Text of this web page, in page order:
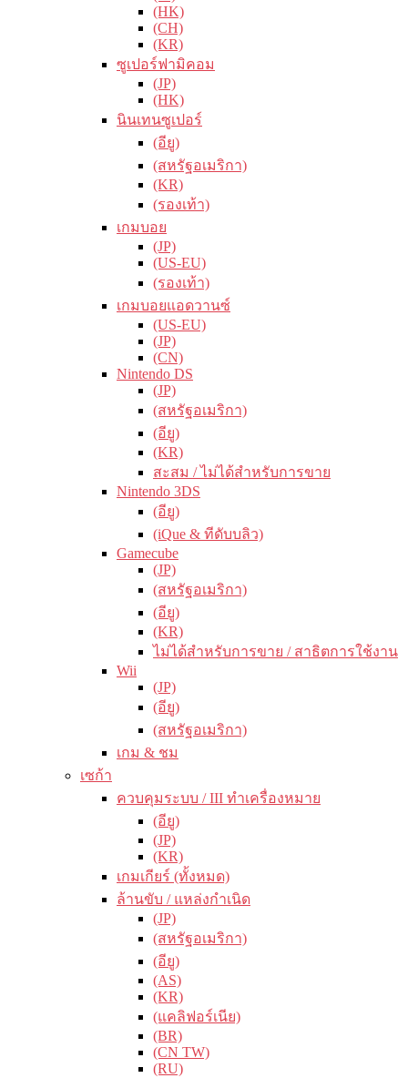
(HK)
(CH)
(KR)
ซูเปอร์ฟามิคอม
(JP)
(HK)
นินเทนซูเปอร์
(อียู)
(สหรัฐอเมริกา)
(KR)
(รองเท้า)
เกมบอย
(JP)
(US-EU)
(รองเท้า)
เกมบอยแอดวานซ์
(US-EU)
(JP)
(CN)
Nintendo DS
(JP)
(สหรัฐอเมริกา)
(อียู)
(KR)
สะสม / ไม่ได้สำหรับการขาย
Nintendo 3DS
(อียู)
(iQue & ทีดับบลิว)
Gamecube
(JP)
(สหรัฐอเมริกา)
(อียู)
(KR)
ไม่ได้สำหรับการขาย / สาธิตการใช้งาน
Wii
(JP)
(อียู)
(สหรัฐอเมริกา)
เกม & ชม
เซก้า
ควบคุมระบบ / III ทำเครื่องหมาย
(อียู)
(JP)
(KR)
เกมเกียร์ (ทั้งหมด)
ล้านขับ / แหล่งกำเนิด
(JP)
(สหรัฐอเมริกา)
(อียู)
(AS)
(KR)
(แคลิฟอร์เนีย)
(BR)
(CN TW)
(RU)